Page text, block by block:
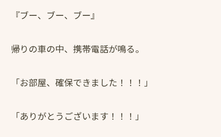
『ブー、ブー、ブー』
帰りの車の中、携帯電話が鳴る。
「お部屋、確保できました！！！」
「ありがとうございます！！！」